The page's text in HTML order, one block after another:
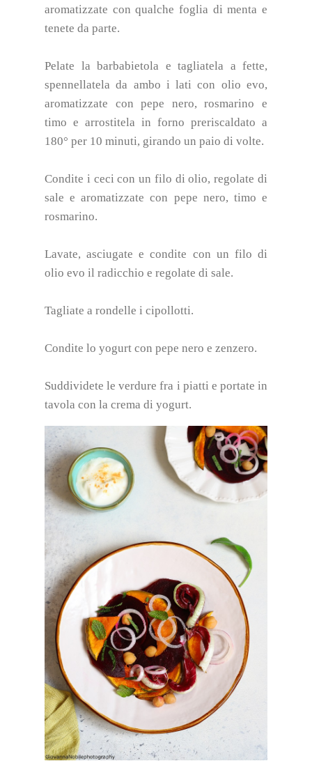
aromatizzate con qualche foglia di menta e
tenete da parte.
Pelate la barbabietola e tagliatela a fette,
spennellatela da ambo i lati con olio evo,
aromatizzate con pepe nero, rosmarino e
timo e arrostitela in forno preriscaldato a
180° per 10 minuti, girando un paio di volte.
Condite i ceci con un filo di olio, regolate di
sale e aromatizzate con pepe nero, timo e
rosmarino.
Lavate, asciugate e condite con un filo di
olio evo il radicchio e regolate di sale.
Tagliate a rondelle i cipollotti.
Condite lo yogurt con pepe nero e zenzero.
Suddividete le verdure fra i piatti e portate in
tavola con la crema di yogurt.